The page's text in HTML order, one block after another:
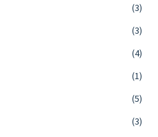
(3)
(3)
(4)
(1)
(5)
(3)